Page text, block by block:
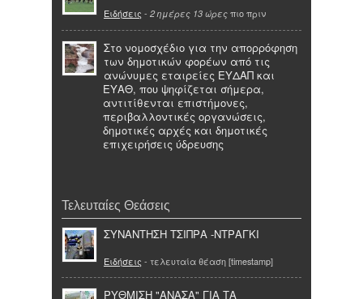
Ειδήσεις - 2 ημέρες 13 ώρες πιο πριν
Στο νομοσχέδιο για την απορρόφηση
των δημοτικών φορέων από τις
ανώνυμες εταιρείες ΕΥΔΑΠ και
ΕΥΑΘ, που ψηφίζεται σήμερα,
αντιτίθενται επιστήμονες,
περιβαλλοντικές οργανώσεις,
δημοτικές αρχές και δημοτικές
επιχειρήσεις ύδρευσης
Τελευταίες Θεάσεις
ΣΥΝΑΝΤΗΣΗ ΤΣΙΠΡΑ -ΝΤΡΑΓΚΙ
Ειδήσεις - τελευταία θέαση [timestamp]
ΡΥΘΜΙΣΗ "ΑΝΑΣΑ" ΓΙΑ ΤΑ